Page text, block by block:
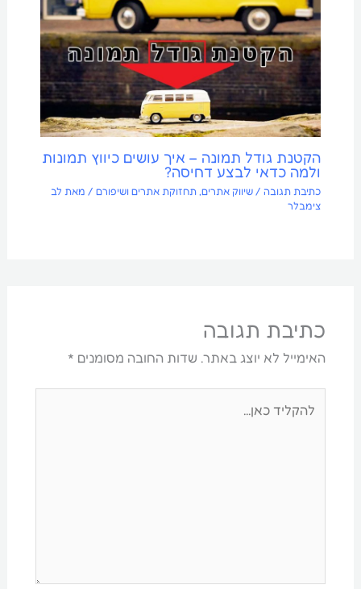
הקטנת גודל תמונה – איך עושים כיווץ תמונות
ולמה כדאי לבצע דחיסה?
כתיבת תגובה / שיווק אתרים, תחזוקת אתרים ושיפורם/ מאת לב
צימבלר
כתיבת תגובה
האימייל לא יוצג באתר. שדות החובה מסומנים *
כאן...